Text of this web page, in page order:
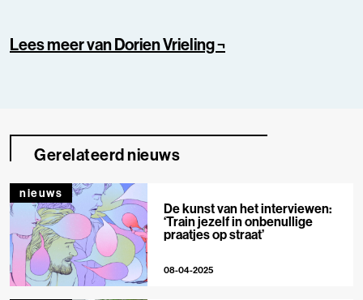
Lees meer van Dorien Vrieling ¬
Gerelateerd nieuws
nieuws
De kunst van het interviewen:
‘Train jezelf in onbenullige
praatjes op straat’
08-04-2025